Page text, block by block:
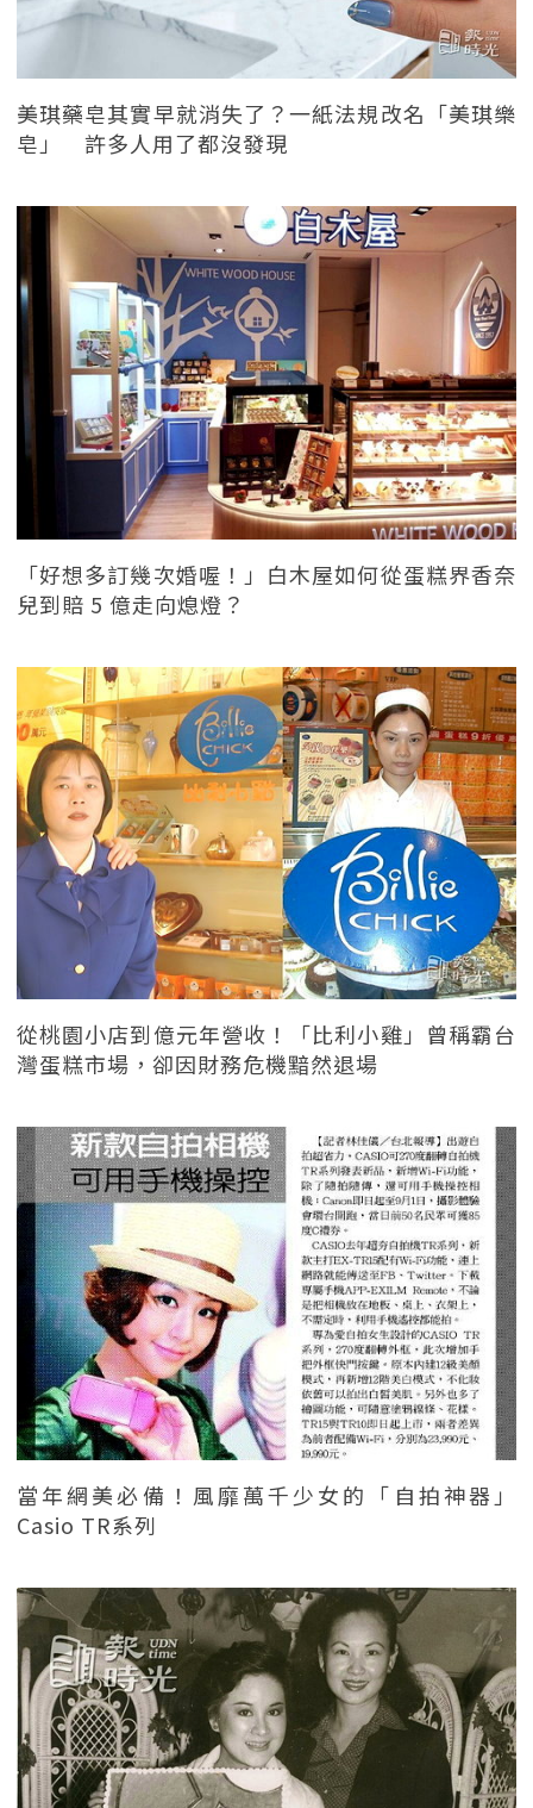
美琪藥皂其實早就消失了？一紙法規改名「美琪樂
皂」 許多人用了都沒發現
「好想多訂幾次婚喔！」白木屋如何從蛋糕界香奈
兒到賠 5 億走向熄燈？
從桃園小店到億元年營收！「比利小雞」曾稱霸台
灣蛋糕市場，卻因財務危機黯然退場
當年網美必備！風靡萬千少女的「自拍神器」
Casio TR系列